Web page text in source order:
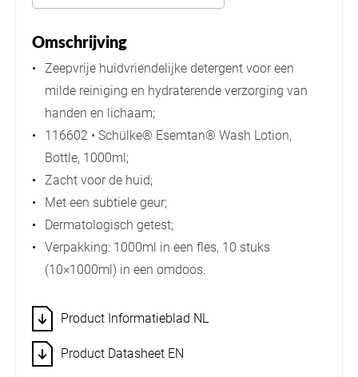
Omschrijving
Zeepvrije huidvriendelijke detergent voor een
milde reiniging en hydraterende verzorging van
handen en lichaam;
116602 • Schülke® Esemtan® Wash Lotion,
Bottle, 1000ml;
Zacht voor de huid;
Met een subtiele geur;
Dermatologisch getest;
Verpakking: 1000ml in een fles, 10 stuks
(10×1000ml) in een omdoos.
Product Informatieblad NL
Product Datasheet EN